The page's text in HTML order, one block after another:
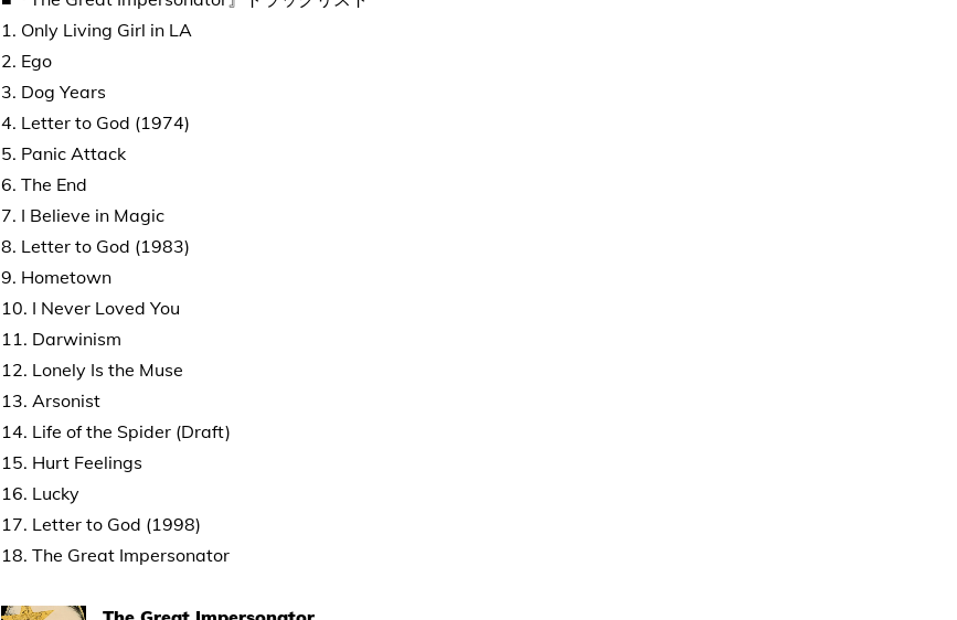
1. Only Living Girl in LA
2. Ego
3. Dog Years
4. Letter to God (1974)
5. Panic Attack
6. The End
7. I Believe in Magic
8. Letter to God (1983)
9. Hometown
10. I Never Loved You
11. Darwinism
12. Lonely Is the Muse
13. Arsonist
14. Life of the Spider (Draft)
15. Hurt Feelings
16. Lucky
17. Letter to God (1998)
18. The Great Impersonator